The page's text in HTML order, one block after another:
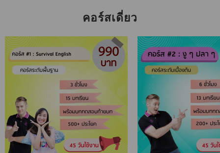
คอร์สเดี่ยว